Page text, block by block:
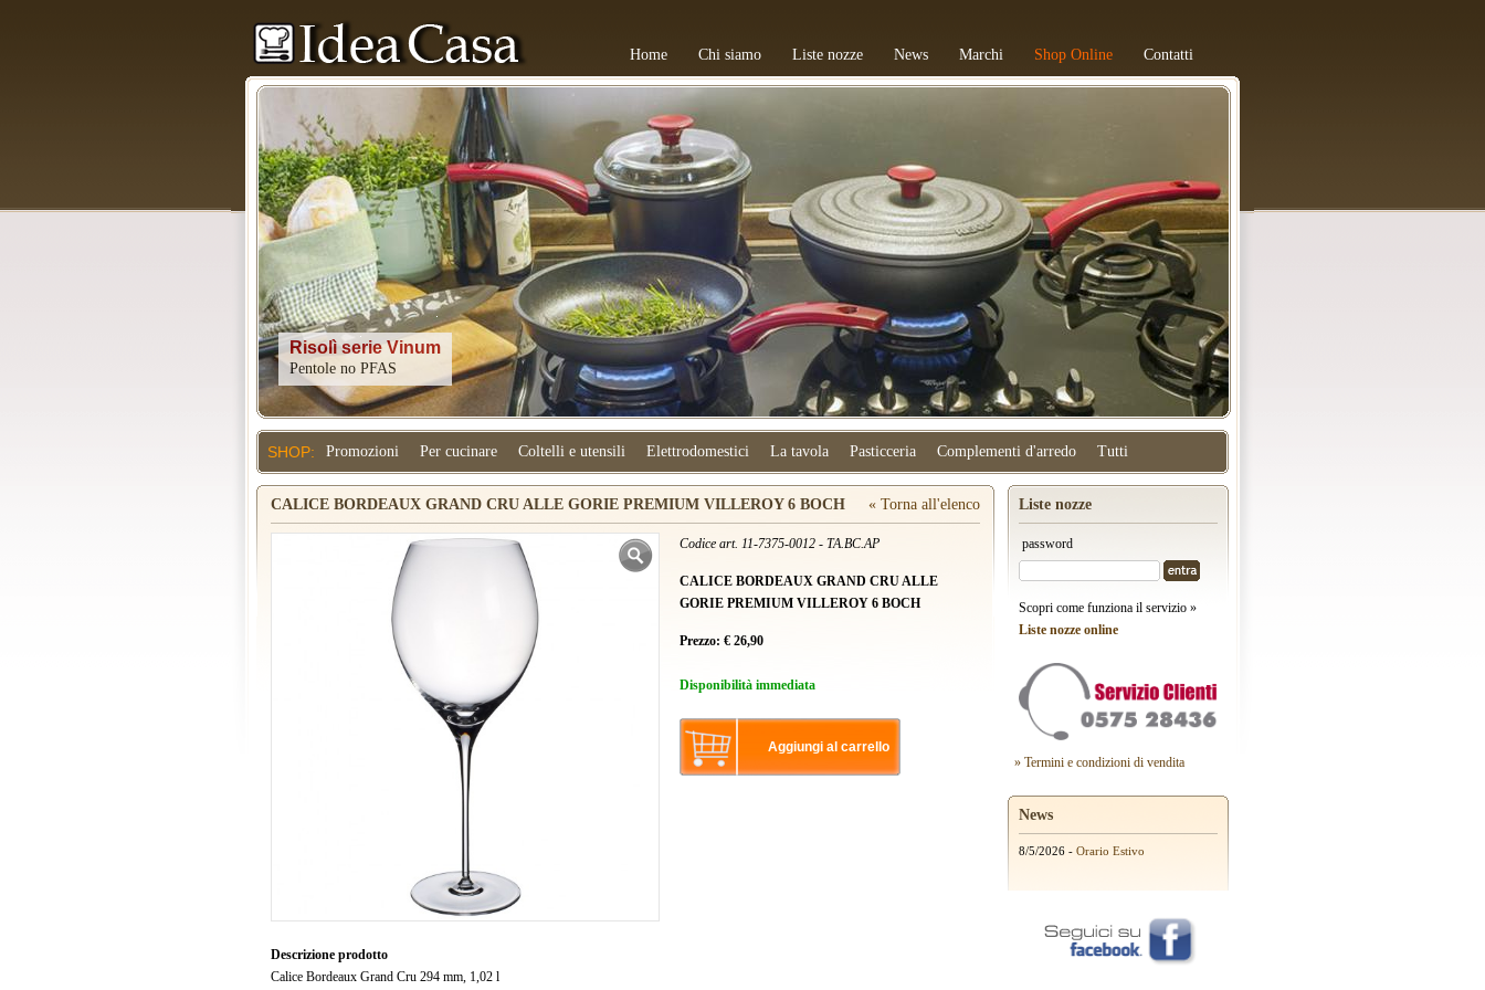
Home Chi siamo Liste nozze News Marchi Shop Online Contatti
Kitchenaid
SHOP: Promozioni Per cucinare Coltelli e utensili Elettrodomestici La tavola Pasticceria Complementi d'arredo Tutti
CALICE BORDEAUX GRAND CRU ALLE GORIE PREMIUM VILLEROY 6 BOCH « Torna all'elenco
Codice art. 11-7375-0012 - TA.BC.AP
CALICE BORDEAUX GRAND CRU ALLE
GORIE PREMIUM VILLEROY 6 BOCH
Prezzo: € 26,90
Disponibilità immediata
Aggiungi al carrello
Descrizione prodotto
Calice Bordeaux Grand Cru 294 mm, 1,02 l
Liste nozze
password
Scopri come funziona il servizio »
Liste nozze online
» Termini e condizioni di vendita
News
8/5/2026 - Orario Estivo